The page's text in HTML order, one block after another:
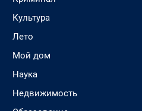
Культура
Лето
Мой дом
Наука
Недвижимость